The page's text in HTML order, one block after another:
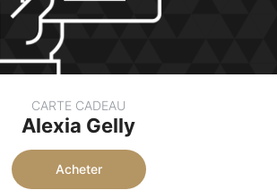
CARTE CADEAU
Alexia Gelly
Acheter